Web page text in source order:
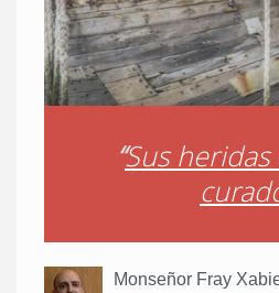
“Sus
Monseñor Fray